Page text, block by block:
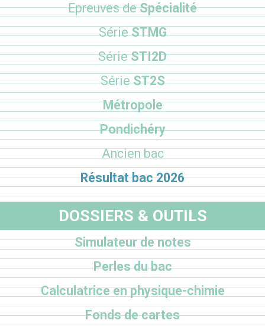
Epreuves deSpécialité
SérieSTMG
SérieSTI2D
SérieST2S
Métropole
Pondichéry
Ancien bac
Résultat bac 2026
DOSSIERS & OUTILS
Simulateur de notes
Perles du bac
Calculatrice en physique-chimie
Fonds de cartes